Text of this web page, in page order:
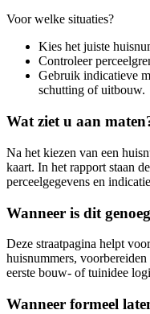
Voor welke situaties?
Kies het juiste
Controleer
Gebruik indicatieve
schutting of uitbouw.
Wat ziet u aan
Na het kiezen van een
kaart. In het rapport staan
perceelgegevens en
Wanneer is dit
Deze straatpagina helpt
huisnummers,
eerste bouw- of tuinidee
Wanneer formeel